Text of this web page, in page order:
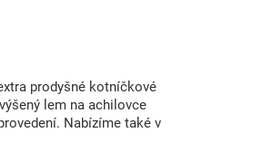
prodyšné kotníčkové
lem na achilovce
Nabízíme také v